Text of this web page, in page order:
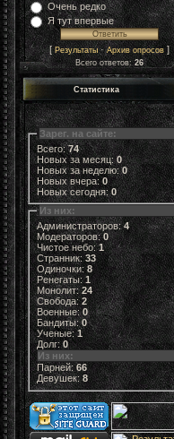
Очень редко
Я тут впервые
[Результаты·Архив опросов ]
Всего ответов:26
Статистика
Зарег. на сайте:
Всего:74
Новых за месяц:0
Новых за неделю:0
Новых вчера:0
Новых сегодня:0
Из них:
Администраторов:4
Модераторов:0
Чистое небо:1
Странник: 33
Одиночки:8
Ренегаты:1
Монолит:24
Свобода:2
Военные:0
Бандиты:0
Ученые:1
Долг:0
Из них:
Парней:66
Девушек:8